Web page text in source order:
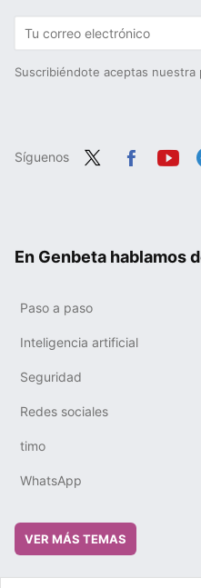
Suscribiéndote aceptas nuestra
Síguenos
En Genbeta hablamos
Paso a paso
Inteligencia artificial
Seguridad
Redes sociales
timo
WhatsApp
VER MÁS TEMAS